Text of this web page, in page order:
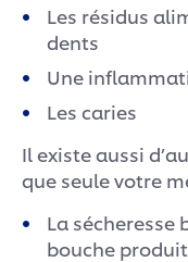
Les résidus
dents
Une
Les caries
Il existe aussi
que seule votre
La sécheresse
bouche